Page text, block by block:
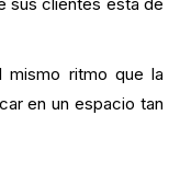
mismo ritmo que la
en un espacio tan